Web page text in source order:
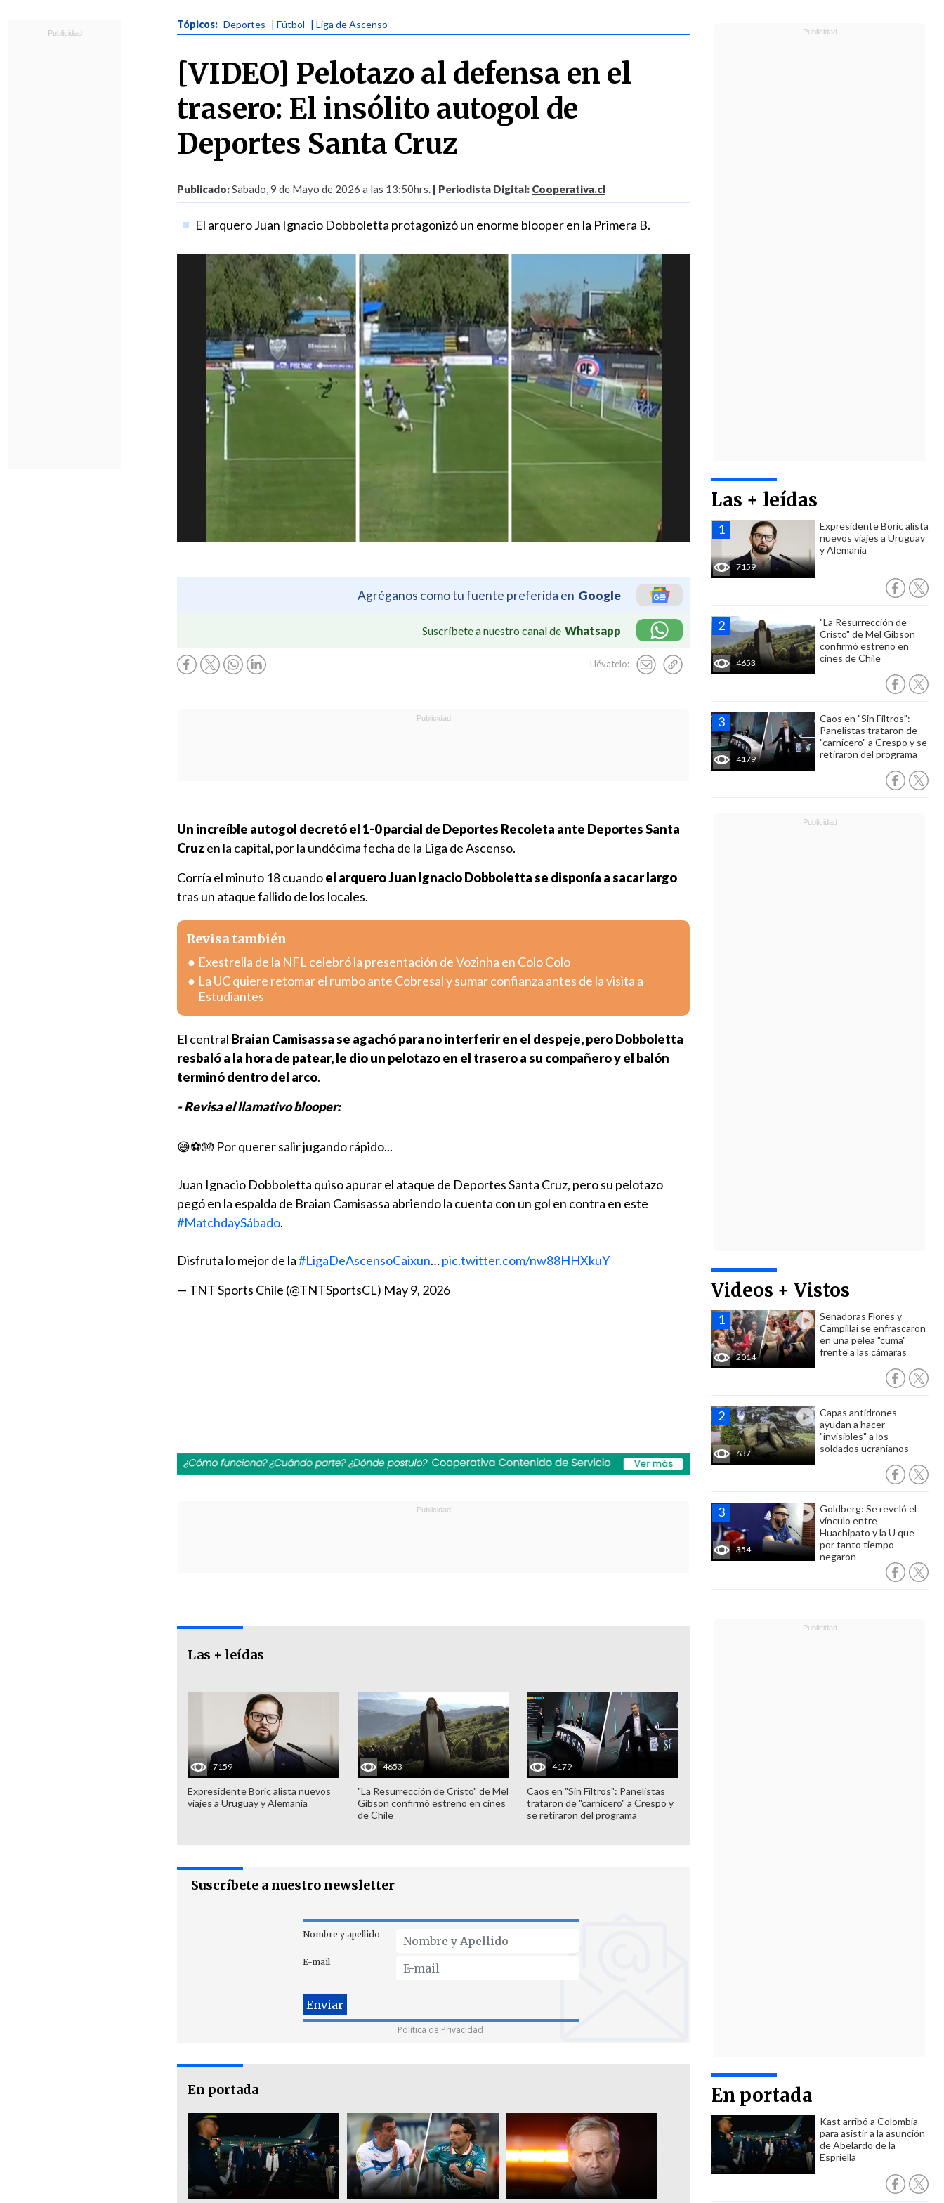
Tópicos: Deportes | Fútbol | Liga de Ascenso
[VIDEO] Pelotazo al defensa en el
trasero: El insólito autogol de
Deportes Santa Cruz
Publicado:Sabado, 9 de Mayo de 2026 a las 13:50hrs. | Periodista Digital: Cooperativa.cl
El arquero Juan Ignacio Dobboletta protagonizó un enorme blooper en la Primera B.
Agréganos como tu fuente preferida en Google
Suscríbete a nuestro canal de Whatsapp
Llévatelo:
Las + leídas
7159
Expresidente Boric alista
nuevos viajes a Uruguay
y Alemania
4653
"La Resurrección de
Cristo" de Mel Gibson
confirmó estreno en
cines de Chile
4179
Caos en "Sin Filtros":
Panelistas trataron de
"carnicero" a Crespo y se
retiraron del programa
Videos + Vistos
2014
Senadoras Flores y
Campillai se enfrascaron
en una pelea "cuma"
frente a las cámaras
637
Capas antidrones
ayudan a hacer
"invisibles" a los
soldados ucranianos
354
Goldberg: Se reveló el
vínculo entre
Huachipato y la U que
por tanto tiempo
negaron
En portada
Kast arribó a Colombia
para asistir a la asunción
de Abelardo de la
Espriella
Un increíble autogol decretó el 1-0 parcial de Deportes Recoleta ante Deportes Santa
Cruz en la capital, por la undécima fecha de la Liga de Ascenso.
Corría el minuto 18 cuandoel arquero Juan Ignacio Dobboletta se disponía a sacar largo
tras un ataque fallido de los locales.
Revisa también
Exestrella de la NFL celebró la presentación de Vozinha en Colo Colo
La UC quiere retomar el rumbo ante Cobresal y sumar confianza antes de la visita a
Estudiantes
El central Braian Camisassa se agachó para no interferir en el despeje, pero Dobboletta
resbaló a la hora de patear, le dio un pelotazo en el trasero a su compañero y el balón
terminó dentro del arco.
- Revisa el llamativo blooper:
😅⚽🧤 Por querer salir jugando rápido...
Juan Ignacio Dobboletta quiso apurar el ataque de Deportes Santa Cruz, pero su pelotazo
pegó en la espalda de Braian Camisassa abriendo la cuenta con un gol en contra en este
#MatchdaySábado.
Disfruta lo mejor de la#LigaDeAscensoCaixun…pic.twitter.com/nw88HHXkuY
— TNT Sports Chile (@TNTSportsCL) May 9, 2026
Las + leídas
7159
Expresidente Boric alista nuevos
viajes a Uruguay y Alemania
4653
"La Resurrección de Cristo" de Mel
Gibson confirmó estreno en cines
de Chile
4179
Caos en "Sin Filtros": Panelistas
trataron de "carnicero" a Crespo y
se retiraron del programa
Suscríbete a nuestro newsletter
Nombre y apellido
E-mail
Política de Privacidad
En portada